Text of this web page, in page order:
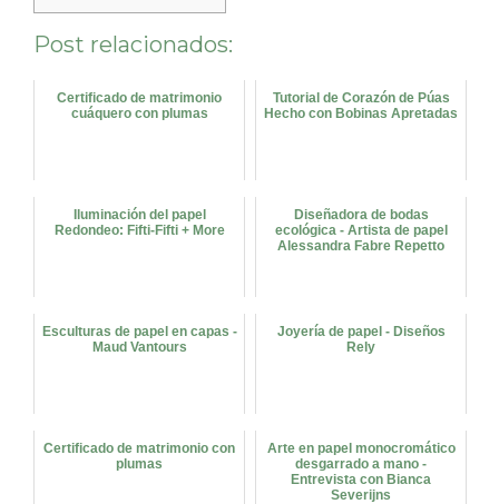
Post relacionados:
Certificado de matrimonio
cuáquero con plumas
Tutorial de Corazón de Púas
Hecho con Bobinas Apretadas
Iluminación del papel
Redondeo: Fifti-Fifti + More
Diseñadora de bodas
ecológica - Artista de papel
Alessandra Fabre Repetto
Esculturas de papel en capas -
Maud Vantours
Joyería de papel - Diseños
Rely
Certificado de matrimonio con
plumas
Arte en papel monocromático
desgarrado a mano -
Entrevista con Bianca
Severijns